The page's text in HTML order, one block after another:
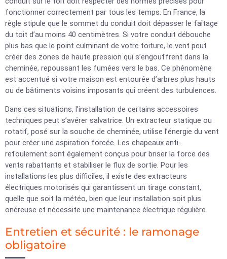
fonctionner correctement par tous les temps. En France, la
règle stipule que le sommet du conduit doit dépasser le faîtage
du toit d’au moins 40 centimètres. Si votre conduit débouche
plus bas que le point culminant de votre toiture, le vent peut
créer des zones de haute pression qui s’engouffrent dans la
cheminée, repoussant les fumées vers le bas. Ce phénomène
est accentué si votre maison est entourée d’arbres plus hauts
ou de bâtiments voisins imposants qui créent des turbulences.
Dans ces situations, l’installation de certains accessoires
techniques peut s’avérer salvatrice. Un extracteur statique ou
rotatif, posé sur la souche de cheminée, utilise l’énergie du vent
pour créer une aspiration forcée. Les chapeaux anti-
refoulement sont également conçus pour briser la force des
vents rabattants et stabiliser le flux de sortie. Pour les
installations les plus difficiles, il existe des extracteurs
électriques motorisés qui garantissent un tirage constant,
quelle que soit la météo, bien que leur installation soit plus
onéreuse et nécessite une maintenance électrique régulière.
Entretien et sécurité : le ramonage
obligatoire